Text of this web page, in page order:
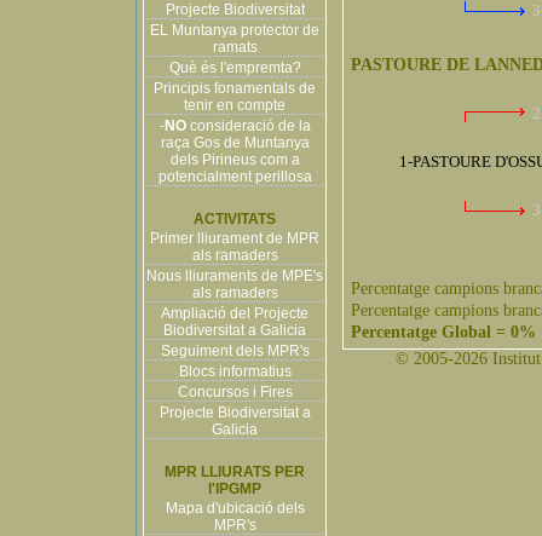
Projecte Biodiversitat
EL Muntanya protector de
ramats
Què és l'empremta?
Principis fonamentals de
tenir en compte
-NOconsideració de la
raça Gos de Muntanya
dels Pirineus com a
potencialment perillosa
ACTIVITATS
Primer lliurament de MPR
als ramaders
Nous lliuraments de MPE's
als ramaders
Ampliació del Projecte
Biodiversitat a Galicia
Seguiment dels MPR's
Blocs informatius
Concursos i Fires
Projecte Biodiversitat a
Galicia
MPR LLIURATS PER
l'IPGMP
Mapa d'ubicació dels
MPR's
PASTOURE DE
1-PASTOURE
Percentatge campions
Percentatge campions
Percentatge Global = 0%
© 2005-2026 Institut